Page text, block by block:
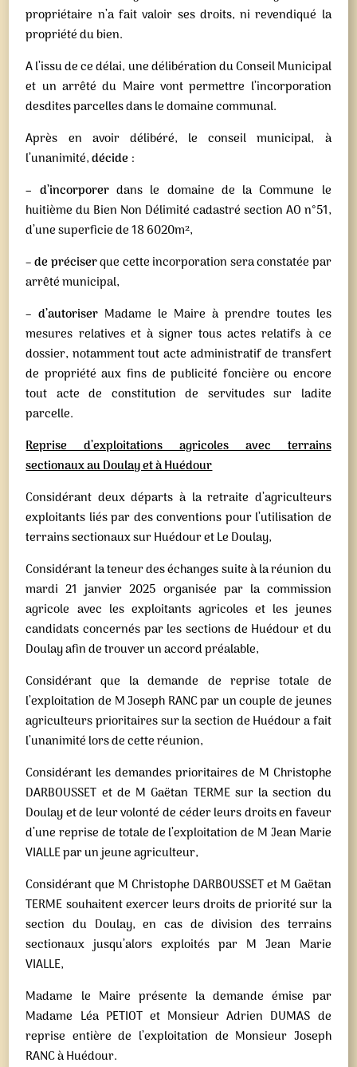
propriétaire n’a fait valoir ses droits, ni revendiqué la
propriété du bien.
A l’issu de ce délai, une délibération du Conseil Municipal
et un arrêté du Maire vont permettre l’incorporation
desdites parcelles dans le domaine communal.
Après en avoir délibéré, le conseil municipal, à
l’unanimité,décide :
– d’incorporer dans le domaine de la Commune le
huitième du Bien Non Délimité cadastré section AO n°51,
d’une superficie de 18 6020m²,
–de préciserque cette incorporation sera constatée par
arrêté municipal,
– d’autoriser Madame le Maire à prendre toutes les
mesures relatives et à signer tous actes relatifs à ce
dossier, notamment tout acte administratif de transfert
de propriété aux fins de publicité foncière ou encore
tout acte de constitution de servitudes sur ladite
parcelle.
Reprise d’exploitations agricoles avec terrains
sectionaux au Doulay et à Huédour
Considérant deux départs à la retraite d’agriculteurs
exploitants liés par des conventions pour l’utilisation de
terrains sectionaux sur Huédour et Le Doulay,
Considérant la teneur des échanges suite à la réunion du
mardi 21 janvier 2025 organisée par la commission
agricole avec les exploitants agricoles et les jeunes
candidats concernés par les sections de Huédour et du
Doulay afin de trouver un accord préalable,
Considérant que la demande de reprise totale de
l’exploitation de M Joseph RANC par un couple de jeunes
agriculteurs prioritaires sur la section de Huédour a fait
l’unanimité lors de cette réunion,
Considérant les demandes prioritaires de M Christophe
DARBOUSSET et de M Gaëtan TERME sur la section du
Doulay et de leur volonté de céder leurs droits en faveur
d’une reprise de totale de l’exploitation de M Jean Marie
VIALLE par un jeune agriculteur,
Considérant que M Christophe DARBOUSSET et M Gaëtan
TERME souhaitent exercer leurs droits de priorité sur la
section du Doulay, en cas de division des terrains
sectionaux jusqu’alors exploités par M Jean Marie
VIALLE,
Madame le Maire présente la demande émise par
Madame Léa PETIOT et Monsieur Adrien DUMAS de
reprise entière de l’exploitation de Monsieur Joseph
RANC à Huédour.